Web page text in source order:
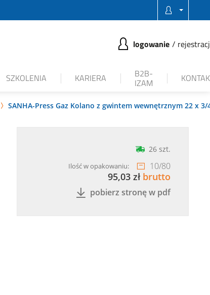
logowanie
SZKOLENIA KARIERA B2B-
IZAM
 SANHA-Press Gaz Kolano z gwintem wewnętrznym 22 x 3/
26 szt.
Ilość w opakowaniu: 10/80
95,03 zł brutto
pobierz stronę w pdf